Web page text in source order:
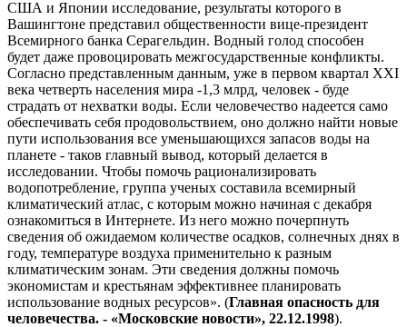
США и Японии исследование, результаты которого в
Вашингтоне представил общественности вице-президент
Всемирного банка Серагельдин. Водный голод способен
будет даже провоцировать межгосударственные конфликты.
Согласно представленным данным, уже в первом квартал XXI
века четверть населения мира -1,3 млрд, человек - буде
страдать от нехватки воды. Если человечество надеется само
обеспечивать себя продовольствием, оно должно найти новые
пути использования все уменьшающихся запасов воды на
планете - таков главный вывод, который делается в
исследовании. Чтобы помочь рационализировать
водопотребление, группа ученых составила всемирный
климатический атлас, с которым можно начиная с декабря
ознакомиться в Интернете. Из него можно почерпнуть
сведения об ожидаемом количестве осадков, солнечных днях в
году, температуре воздуха применительно к разным
климатическим зонам. Эти сведения должны помочь
экономистам и крестьянам эффективнее планировать
использование водных ресурсов». (Главная опасность для
человечества. - «Московские новости», 22.12.1998).